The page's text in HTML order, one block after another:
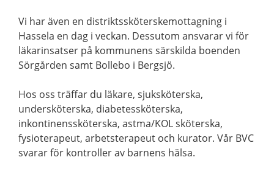
Vi har även en distriktssköterskemottagning i
Hassela en dag i veckan. Dessutom ansvarar vi för
läkarinsatser på kommunens särskilda boenden
Sörgården samt Bollebo i Bergsjö.
Hos oss träffar du läkare, sjuksköterska,
undersköterska, diabetessköterska,
inkontinenssköterska, astma/KOL sköterska,
fysioterapeut, arbetsterapeut och kurator. Vår BVC
svarar för kontroller av barnens hälsa.